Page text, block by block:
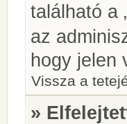
található a
az
hogy jelen
Vissza a
»